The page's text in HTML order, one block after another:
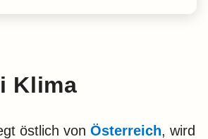
Klima
östlich von Österreich, wird